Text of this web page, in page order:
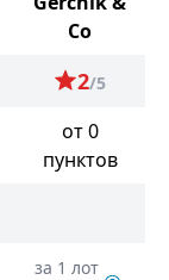
Co
2/5
от 0
пунктов
за 1 лот